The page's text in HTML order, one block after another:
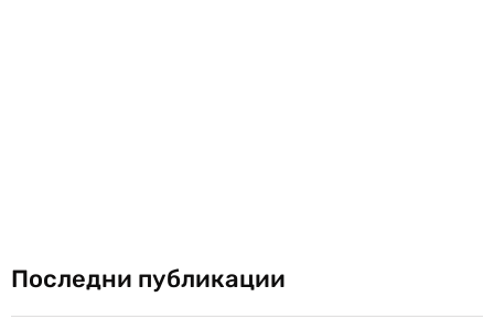
Последни публикации